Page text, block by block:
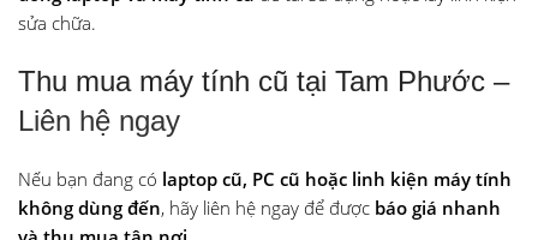
sửa chữa.
Thu mua máy tính cũ tại Tam Phước –
Liên hệ ngay
Nếu bạn đang có laptop cũ, PC cũ hoặc linh kiện máy tính
không dùng đến, hãy liên hệ ngay để được báo giá nhanh